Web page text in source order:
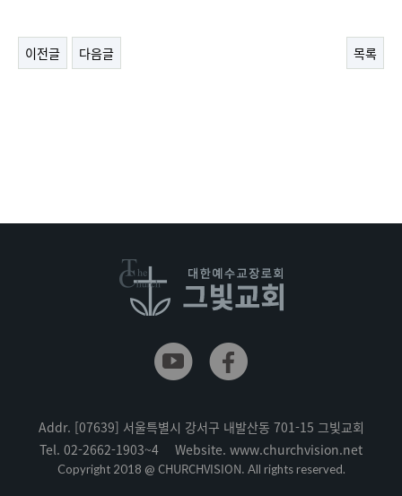
이전글 다음글 목록
Addr. [07639] 서울특별시 강서구 내발산동 701-15 그빛교회
Tel. 02-2662-1903~4 Website. www.churchvision.net
Copyright 2018 @ CHURCHVISION. All rights reserved.